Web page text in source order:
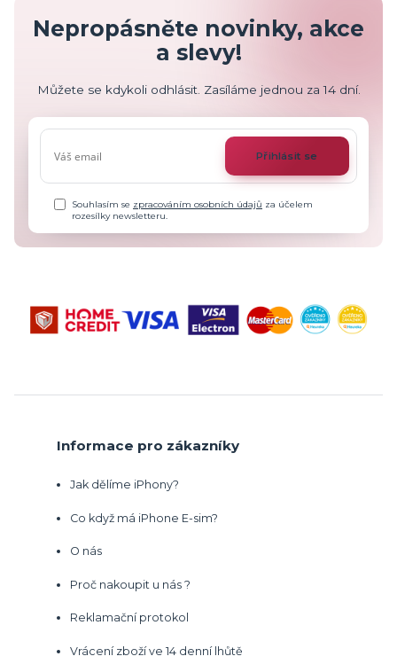
Nepropásněte novinky, akce
a slevy!
Můžete se kdykoli odhlásit. Zasíláme jednou za 14 dní.
Přihlásit se
Souhlasím se zpracováním osobních údajů za účelem
rozesílky newsletteru.
Informace pro zákazníky
Jak dělíme iPhony?
Co když má iPhone E-sim?
O nás
Proč nakoupit u nás ?
Reklamační protokol
Vrácení zboží ve 14 denní lhůtě